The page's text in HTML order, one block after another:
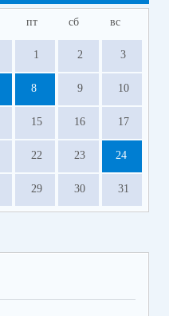
пт сб вс
1 2 3
8 9 10
15 16 17
22 23 24
29 30 31